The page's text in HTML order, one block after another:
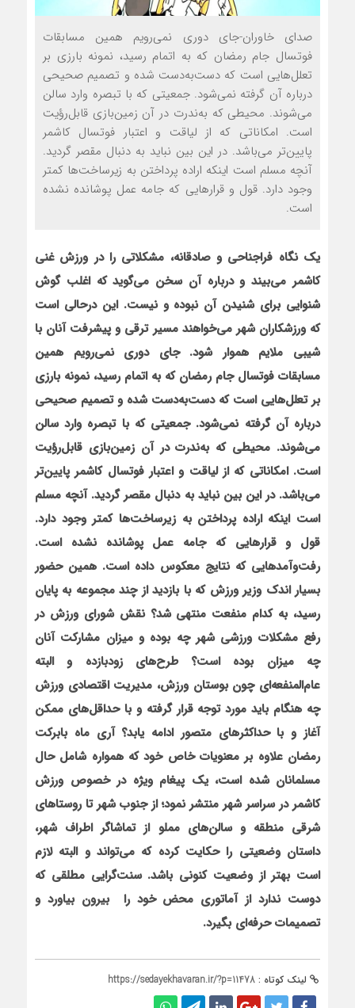
صدای خاوران-جای دوری نمی‌رویم همین مسابقات
فوتسال جام رمضان که به اتمام رسید، نمونه بارزی بر
تعلل‌هایی است که دست‌به‌دست شده و تصمیم صحیحی
درباره آن گرفته نمی‌شود. جمعیتی که با تبصره وارد سالن
می‌شوند. محیطی که به‌ندرت در آن زمین‌بازی قابل‌رؤیت
است. امکاناتی که از لیاقت و اعتبار فوتسال کاشمر
پایین‌تر می‌باشد. در این بین نباید به دنبال مقصر گردید.
آنچه مسلم است اینکه اراده پرداختن به زیرساخت‌ها کمتر
وجود دارد. قول و قرارهایی که جامه عمل پوشانده نشده
است.
یک نگاه فراجناحی و صادقانه، مشکلاتی را در ورزش غنی
کاشمر می‌بیند و درباره آن سخن می‌گوید که اغلب گوش
شنوایی برای شنیدن آن نبوده و نیست. این درحالی است
که ورزشکاران شهر می‌خواهند مسیر ترقی و پیشرفت آنان با
شیبی ملایم هموار شود. جای دوری نمی‌رویم همین
مسابقات فوتسال جام رمضان که به اتمام رسید، نمونه بارزی
بر تعلل‌هایی است که دست‌به‌دست شده و تصمیم صحیحی
درباره آن گرفته نمی‌شود. جمعیتی که با تبصره وارد سالن
می‌شوند. محیطی که به‌ندرت در آن زمین‌بازی قابل‌رؤیت
است. امکاناتی که از لیاقت و اعتبار فوتسال کاشمر پایین‌تر
می‌باشد. در این بین نباید به دنبال مقصر گردید. آنچه مسلم
است اینکه اراده پرداختن به زیرساخت‌ها کمتر وجود دارد.
قول و قرارهایی که جامه عمل پوشانده نشده است.
رفت‌وآمدهایی که نتایج معکوس داده است. همین حضور
بسیار اندک وزیر ورزش که با بازدید از چند مجموعه به پایان
رسید، به کدام منفعت منتهی شد؟ نقش شورای ورزش در
رفع مشکلات ورزشی شهر چه بوده و میزان مشارکت آنان
چه میزان بوده است؟ طرح‌های زودبازده و البته
عام‌المنفعه‌ای چون بوستان ورزش، مدیریت اقتصادی ورزش
چه هنگام باید مورد توجه قرار گرفته و با حداقل‌های ممکن
آغاز و با حداکثرهای متصور ادامه یابد؟ آری ماه بابرکت
رمضان علاوه بر معنویات خاص خود که همواره شامل حال
مسلمانان شده است، یک پیغام ویژه در خصوص ورزش
کاشمر در سراسر شهر منتشر نمود؛ از جنوب شهر تا روستاهای
شرقی منطقه و سالن‌های مملو از تماشاگر اطراف شهر،
داستان وضعیتی را حکایت کرده که می‌تواند و البته لازم
است بهتر از وضعیت کنونی باشد. سنت‌گرایی مطلقی که
دوست ندارد از آماتوری محض خود را بیرون بیاورد و
تصمیمات حرفه‌ای بگیرد.
لینک کوتاه : https://sedayekhavaran.ir/?p=11478